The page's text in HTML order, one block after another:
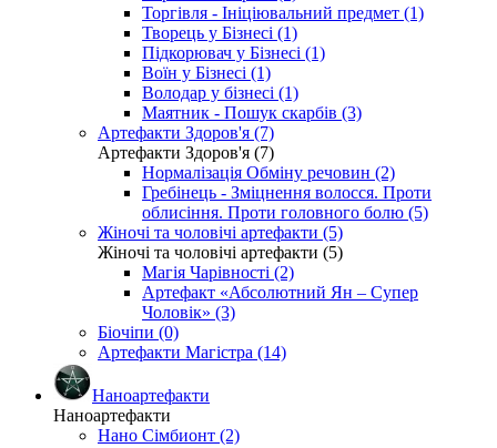
Торгівля - Ініціювальний предмет (1)
Творець у Бізнесі (1)
Підкорювач у Бізнесі (1)
Воїн у Бізнесі (1)
Володар у бізнесі (1)
Маятник - Пошук скарбів (3)
Артефакти Здоров'я (7)
Артефакти Здоров'я (7)
Нормалізація Обміну речовин (2)
Гребінець - Зміцнення волосся. Проти
облисіння. Проти головного болю (5)
Жіночі та чоловічі артефакти (5)
Жіночі та чоловічі артефакти (5)
Магія Чарівності (2)
Артефакт «Абсолютний Ян – Супер
Чоловік» (3)
Біочіпи (0)
Артефакти Магістра (14)
Наноартефакти
Наноартефакти
Нано Сімбионт (2)